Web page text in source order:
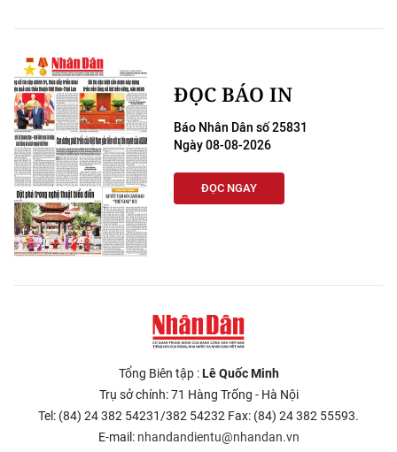
ĐỌC BÁO IN
Báo Nhân Dân số 25831
Ngày 08-08-2026
ĐỌC NGAY
Tổng Biên tập :Lê Quốc Minh
Trụ sở chính: 71 Hàng Trống - Hà Nội
Tel: (84) 24 382 54231/382 54232 Fax: (84) 24 382 55593.
E-mail: nhandandientu@nhandan.vn